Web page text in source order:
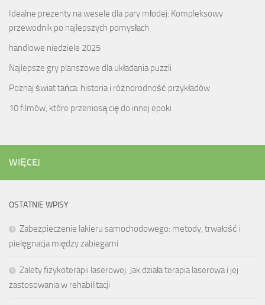
Idealne prezenty na wesele dla pary młodej: Kompleksowy
przewodnik po najlepszych pomysłach
handlowe niedziele 2025
Najlepsze gry planszowe dla układania puzzli
Poznaj świat tańca: historia i różnorodność przykładów
10 filmów, które przeniosą cię do innej epoki
WIĘCEJ
OSTATNIE WPISY
Zabezpieczenie lakieru samochodowego: metody, trwałość i
pielęgnacja między zabiegami
Zalety fizykoterapii laserowej: Jak działa terapia laserowa i jej
zastosowania w rehabilitacji